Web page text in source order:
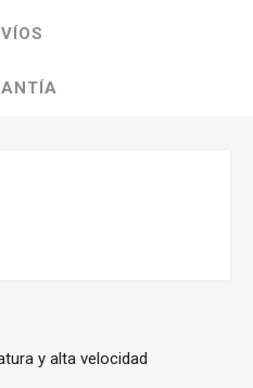
y alta velocidad